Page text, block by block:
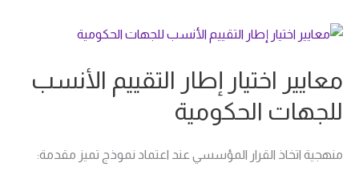
معايير اختيار إطار التقييم الأنسب
للجهات الحكومية
منهجية اتخاذ القرار المؤسسي عند اعتماد نموذج تميز مقدمة:
معايير
إطار
الأنسب
الحكومية